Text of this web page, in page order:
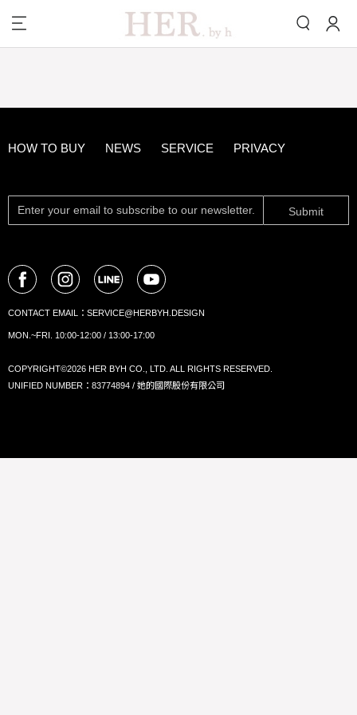
HOW TO BUY NEWS SERVICE PRIVACY
Submit
CONTACT EMAIL： SERVICE@HERBYH.DESIGN
MON.~FRI. 10:00-12:00 / 13:00-17:00
COPYRIGHT©2026 HER BYH CO., LTD. ALL RIGHTS RESERVED.
UNIFIED NUMBER：83774894 / 她的國際股份有限公司